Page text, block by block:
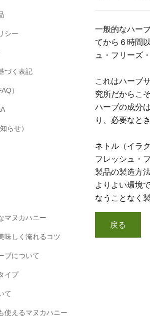
シー
づく表記
）
らせ）
マヌカハニー
味しく淹れるコツ
ブについて
イプ
て
使えるマヌカハニー
一般的なハー
てから６時間
ュ・フリーズ
これはハーブ
究所だからこ
ハーブの成分
り、必要なと
ネトル（イラ
フレッシュ・
製品の製造方
よりよい環境
なうことなく